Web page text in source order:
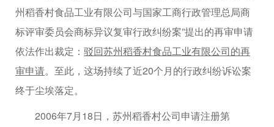
州稻香村食品工业有限公司与国家工商行政管理总局商
标评审委员会商标异议复审行政纠纷案”提出的再审申请
依法作出裁定： 驳回苏州稻香村食品工业有限公司的再
审申请。至此，这场持续了近20个月的行政纠纷诉讼案
终于尘埃落定。
2006年7月18日，苏州稻香村公司申请注册第